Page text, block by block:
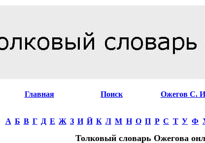
Главная Поиск Ожегов С.
А Б В Г Д Е Ж З И Й К Л М Н О П Р С Т У Ф
Толковый словарь Ожегова